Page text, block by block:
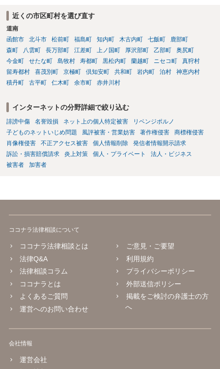
わけではありません。デザイナーが独自に制作したイラストやバナー
等は別として、一般的なレイアウトや配色、依頼者から提供された素
材を希望に沿って配置した部分には、通常、著作物性は認められにく
いと考えられます。仮に具体的な画面構成の一部に創作性が認められ
ても、その権利は当該部分に限られ、ご相談者の写真や文章等を制作
実績として掲載する権限まで当然に生じるものではありません。 もっ
とも、契約書がなくても、見積書、メール、利用規約等に実績掲載へ
は限りません。 人物写真については、通常のSNSへの無断掲載と同
様、掲載目的、態様、必要性、本人の特定可能性等から判断されま
す。営業目的であり、本人も掲載を拒否していることは、違法性を認
める方向の事情となりますが、自動的に肖像権侵害となるわけではあ
りません。 まず、見積書、メール、チャット、デザイナーの利用規約
を確認したうえで、「提供素材及びこれを含む画面の複製・SNS掲載
を許諾しない」と書面で明確に通知することをお勧めします。すでに
近くの市区町村を選び直す
道南
函館市
北斗市 松前町 福島町 知内町 木古内町 七飯町
鹿部町
森町
八雲町 長万部町 江差町 上ノ国町 厚沢部町 乙部町
奥尻町
今金町
せたな町 島牧村 寿都町 黒松内町 蘭越町 ニセコ町
真狩村
留寿都村
喜茂別町 京極町 倶知安町 共和町 岩内町 泊村
神恵内村
積丹町
古平町 仁木町 余市町 赤井川村
インターネットの分野詳細で絞り込む
誹謗中傷 名誉毀損 ネット上の個人特定被害
リベンジポルノ
子どものネットいじめ問題
風評被害・営業妨害 著作権侵害
商標権侵害
肖像権侵害
不正アクセス被害 個人情報削除
発信者情報開示請求
訴訟・損害賠償請求
炎上対策 個人・プライベート
法人・ビジネス
被害者
加害者
ココナラ法律相談について
ココナラ法律相談とは
法律Q&A
法律相談コラム
ココナラとは
よくあるご質問
運営へのお問い合わせ
ご意見・ご要望
利用規約
プライバシーポリシー
外部送信ポリシー
掲載をご検討の弁護士の方
へ
会社情報
運営会社